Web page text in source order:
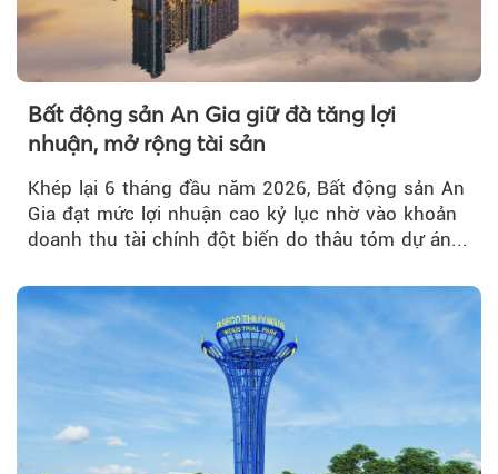
Bất động sản An Gia giữ đà tăng lợi
nhuận, mở rộng tài sản
Khép lại 6 tháng đầu năm 2026, Bất động sản An
Gia đạt mức lợi nhuận cao kỷ lục nhờ vào khoản
doanh thu tài chính đột biến do thâu tóm dự án...